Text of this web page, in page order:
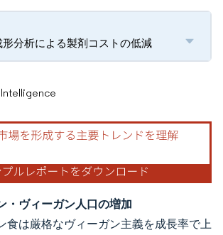
分析による製剤コストの低減
・ヴィーガン人口の増加
食は厳格なヴィーガン主義を成長率で上